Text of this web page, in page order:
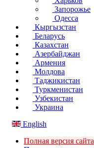
Запорожье
Одесса
Кыргызстан
Беларусь
Казахстан
Азербайджан
Армения
Молдова
Таджикистан
Туркменистан
Узбекистан
Украина
English
Полная версия сайта